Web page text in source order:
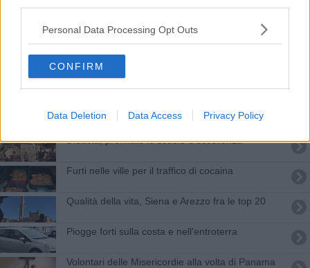
Personal Data Processing Opt Outs
CONFIRM
Data Deletion Data Access Privacy Policy
Meteo, è allarme rosso
​Più Buoni con Mukki,ancora 1 mese per
partecipare
Didacta, premiate le scuole d'eccellenza
Furti nelle ville per il traffico di cocaina
Qualità della vita, Siena e Arezzo fra le top 20
Piogge forti sulla costa e nell'entroterra
Volontari delle Misericordie alla volta di Panama